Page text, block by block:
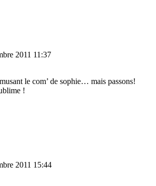
2011 11:37
le com’ de sophie… mais passons!
!
2011 15:44